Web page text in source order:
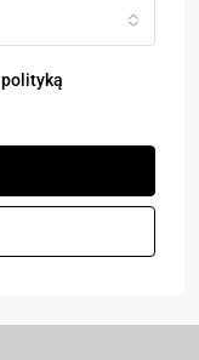
polityką